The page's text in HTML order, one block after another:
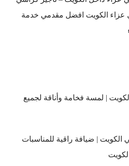
عزاء الكويت افضل مقدمي خدمة
| لمسة فخامة وأناقة لجميع
| ضيافة راقية للمناسبات